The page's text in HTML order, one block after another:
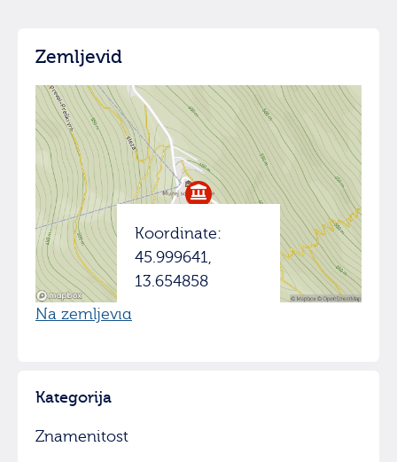
Zemljevid
Koordinate:
45.999641,
13.654858
Na zemljevid
Kategorija
Znamenitost